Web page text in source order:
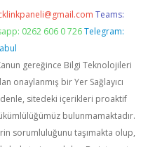
Teams:
0262 606 0 726 Telegram:
gereğince Bilgi Teknolojileri
onaylanmış bir Yer Sağlayıcı
sitedeki içerikleri proaktif
bulunmamaktadır.
sorumluluğunu taşımakta olup,